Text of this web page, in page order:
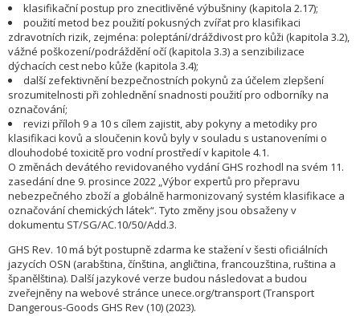
klasifikační postup pro znecitlivěné výbušniny (kapitola 2.17);
použití metod bez použití pokusných zvířat pro klasifikaci
zdravotních rizik, zejména: poleptání/dráždivost pro kůži (kapitola 3.2),
vážné poškození/podráždění očí (kapitola 3.3) a senzibilizace
dýchacích cest nebo kůže (kapitola 3.4);
další zefektivnění bezpečnostních pokynů za účelem zlepšení
srozumitelnosti při zohlednění snadnosti použití pro odborníky na
označování;
revizi příloh 9 a 10 s cílem zajistit, aby pokyny a metodiky pro
klasifikaci kovů a sloučenin kovů byly v souladu s ustanoveními o
dlouhodobé toxicitě pro vodní prostředí v kapitole 4.1.
O změnách devátého revidovaného vydání GHS rozhodl na svém 11.
zasedání dne 9. prosince 2022 „Výbor expertů pro přepravu
nebezpečného zboží a globálně harmonizovaný systém klasifikace a
označování chemických látek“. Tyto změny jsou obsaženy v
dokumentu ST/SG/AC.10/50/Add.3.
GHS Rev. 10 má být postupně zdarma ke stažení v šesti oficiálních
jazycích OSN (arabština, čínština, angličtina, francouzština, ruština a
španělština). Další jazykové verze budou následovat a budou
zveřejněny na webové stránce unece.org/transport (Transport
Dangerous-Goods GHS Rev (10) (2023).